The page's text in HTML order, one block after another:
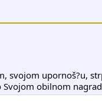
svojom upornoš?u,
obilnom